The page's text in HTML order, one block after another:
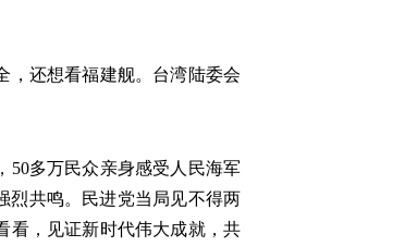
还想看福建舰。台湾陆委会
多万民众亲身感受人民海军
烈共鸣。民进党当局见不得两
看，见证新时代伟大成就，共